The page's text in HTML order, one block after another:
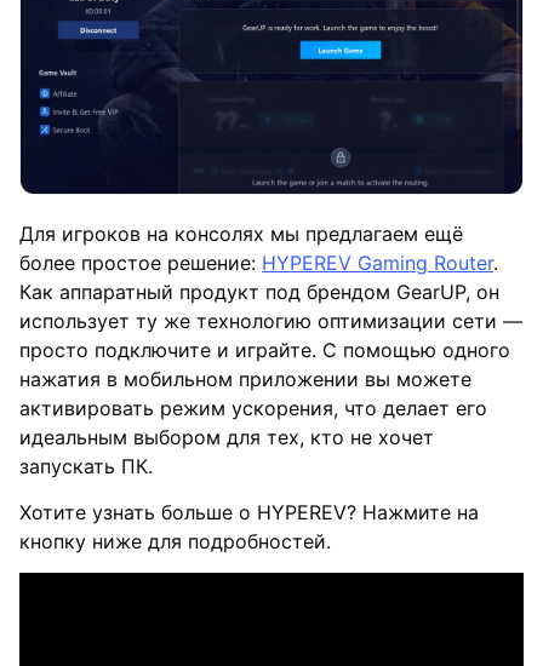
Для игроков на консолях мы предлагаем ещё
более простое решение: HYPEREV Gaming Router.
Как аппаратный продукт под брендом GearUP, он
использует ту же технологию оптимизации сети —
просто подключите и играйте. С помощью одного
нажатия в мобильном приложении вы можете
активировать режим ускорения, что делает его
идеальным выбором для тех, кто не хочет
запускать ПК.
Хотите узнать больше о HYPEREV? Нажмите на
кнопку ниже для подробностей.